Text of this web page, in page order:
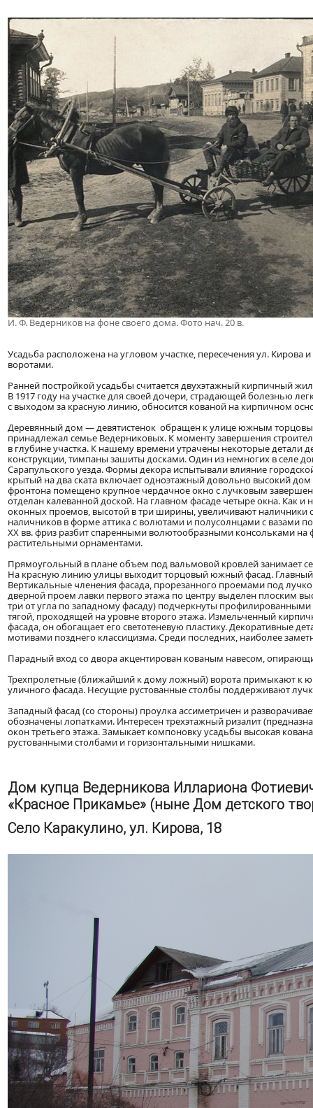
И. Ф. Ведерников на фоне своего дома. Фото нач. 20 в.
Усадьба расположена на угловом участке, пересечения ул.
воротами.
Ранней постройкой усадьбы считается двухэтажный кирпичный
В 1917 году на участке для своей дочери, страдающей болезнью
с выходом за красную линию, обносится кованой на кирпичном
Деревянный дом — девятистенок обращен к улице южным
принадлежал семье Ведерниковых. К моменту завершения
в глубине участка. К нашему времени утрачены некоторые детали
конструкции, тимпаны зашиты досками. Один из немногих в
Сарапульского уезда. Формы декора испытывали влияние
крытый на два ската включает одноэтажный довольно высокий
фронтона помещено крупное чердачное окно с лучковым
отделан калеванной доской. На главном фасаде четыре окна. Как
оконных проемов, высотой в три ширины, увеличивают
наличников в форме аттика с волютами и полусолнцами с вазами
XX вв. фриз разбит спаренными волютообразными консольками
растительными орнаментами.
Прямоугольный в плане объем под вальмовой кровлей занимает
На красную линию улицы выходит торцовый южный фасад.
Вертикальные членения фасада, прорезанного проемами под
дверной проем лавки первого этажа по центру выделен плоским
три от угла по западному фасаду) подчеркнуты
тягой, проходящей на уровне второго этажа. Измельченный
фасада, он обогащает его светотеневую пластику. Декоративные
мотивами позднего классицизма. Среди последних, наиболее
Парадный вход со двора акцентирован кованым навесом,
Трехпролетные (ближайший к дому ложный) ворота примыкают к
уличного фасада. Несущие рустованные столбы поддерживают
Западный фасад (со стороны) проулка ассиметричен и
обозначены лопатками. Интересен трехэтажный ризалит
окон третьего этажа. Замыкает компоновку усадьбы высокая
рустованными столбами и горизонтальными нишками.
Дом купца Ведерникова Иллариона
«Красное Прикамье» (ныне Дом детского
Село Каракулино, ул. Кирова, 18